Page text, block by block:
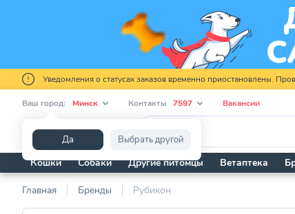
Уведомления о статусах заказов временно приостановлены.
Ваш город: Минск
Да Выбрать другой
Контакты 7597 Вакансии
Кошки Собаки Другие питомцы Ветаптека
Главная Бренды Рубикон